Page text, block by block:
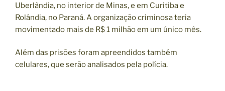
Uberlândia, no interior de Minas, e em Curitiba e
Rolândia, no Paraná. A organização criminosa teria
movimentado mais de R$ 1 milhão em um único mês.
Além das prisões foram apreendidos também
celulares, que serão analisados pela polícia.